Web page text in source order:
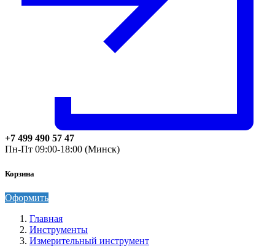
+7 499 490 57 47
Пн-Пт 09:00-18:00 (Минск)
Корзина
Оформить
Главная
Инструменты
Измерительный инструмент